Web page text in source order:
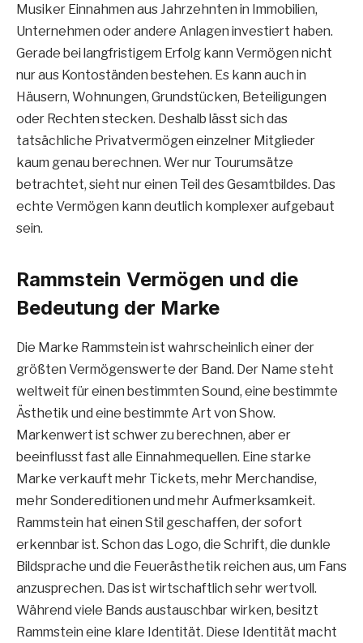
Musiker Einnahmen aus Jahrzehnten in Immobilien,
Unternehmen oder andere Anlagen investiert haben.
Gerade bei langfristigem Erfolg kann Vermögen nicht
nur aus Kontoständen bestehen. Es kann auch in
Häusern, Wohnungen, Grundstücken, Beteiligungen
oder Rechten stecken. Deshalb lässt sich das
tatsächliche Privatvermögen einzelner Mitglieder
kaum genau berechnen. Wer nur Tourumsätze
betrachtet, sieht nur einen Teil des Gesamtbildes. Das
echte Vermögen kann deutlich komplexer aufgebaut
sein.
Rammstein Vermögen und die
Bedeutung der Marke
Die Marke Rammstein ist wahrscheinlich einer der
größten Vermögenswerte der Band. Der Name steht
weltweit für einen bestimmten Sound, eine bestimmte
Ästhetik und eine bestimmte Art von Show.
Markenwert ist schwer zu berechnen, aber er
beeinflusst fast alle Einnahmequellen. Eine starke
Marke verkauft mehr Tickets, mehr Merchandise,
mehr Sondereditionen und mehr Aufmerksamkeit.
Rammstein hat einen Stil geschaffen, der sofort
erkennbar ist. Schon das Logo, die Schrift, die dunkle
Bildsprache und die Feuerästhetik reichen aus, um Fans
anzusprechen. Das ist wirtschaftlich sehr wertvoll.
Während viele Bands austauschbar wirken, besitzt
Rammstein eine klare Identität. Diese Identität macht